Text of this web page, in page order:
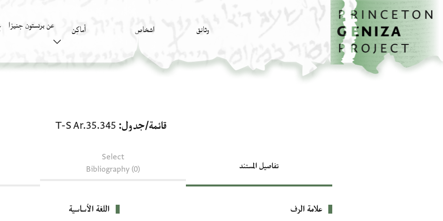
تخطي إلى المحتوى الرئيسي
الصفحة الرئيسية
وثائق اشخاص أَماكِن عن برنستون جنيزا
قائمة/جدول T-S Ar.35.345
تفاصيل المستند
Select
Bibliography (0)
بيانات التعريف
علامة الرف اللغة الأساسية